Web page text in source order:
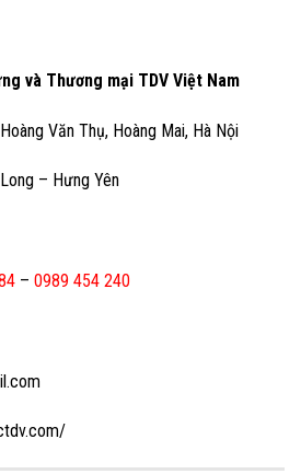
và Thương mại TDV Việt Nam
Văn Thụ, Hoàng Mai, Hà Nội
– Hưng Yên
– 0989 454 240